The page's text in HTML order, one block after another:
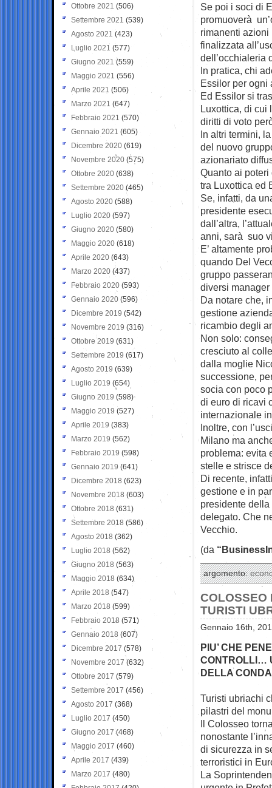
Se poi i soci di
promuoverà
rimanenti
finalizzata
dell’occhialeria
In pratica, chi
Essilor per ogni
Ed Essilor si
Luxottica, di cui
diritti di voto
In altri termini,
del nuovo
azionariato
Quanto ai
tra Luxottica ed
Se, infatti, da
presidente
dall’altra,
anni, sarà suo
E’ altamente
quando Del
gruppo
diversi manager
Da notare che,
gestione
ricambio degli
Non solo:
cresciuto al
dalla moglie
successione,
socia con poco
di euro di ricavi
internazionale
Inoltre, con
Milano ma
problema: evita
stelle e strisce
Di recente,
gestione e in
presidente
delegato. Che
Vecchio.
(da
argomento:
COLOSSEO
TURISTI
Gennaio 16th,
PIU’ CHE
CONTROLLI…
DELLA
Turisti ubriachi
pilastri del
Il Colosseo
nonostante
di sicurezza in
terroristici in
La
Ottobre 2021 (506)
Settembre 2021 (539)
Agosto 2021 (423)
Luglio 2021 (577)
Giugno 2021(559)
Maggio 2021 (556)
Aprile 2021 (506)
Marzo 2021 (647)
Febbraio 2021 (570)
Gennaio 2021 (605)
Dicembre 2020 (619)
Novembre 2020 (575)
Ottobre 2020 (638)
Settembre 2020(465)
Agosto 2020 (588)
Luglio 2020 (597)
Giugno 2020 (580)
Maggio 2020 (618)
Aprile 2020 (643)
Marzo 2020 (437)
Febbraio 2020 (593)
Gennaio 2020 (596)
Dicembre 2019 (542)
Novembre 2019 (316)
Ottobre 2019 (631)
Settembre 2019 (617)
Agosto 2019 (639)
Luglio 2019 (654)
Giugno 2019 (598)
Maggio 2019 (527)
Aprile 2019 (383)
Marzo 2019 (562)
Febbraio 2019 (598)
Gennaio 2019 (641)
Dicembre 2018 (623)
Novembre 2018 (603)
Ottobre 2018 (631)
Settembre 2018 (586)
Agosto 2018 (362)
Luglio 2018 (562)
Giugno 2018 (563)
Maggio 2018 (634)
Aprile 2018 (547)
Marzo 2018 (599)
Febbraio 2018 (571)
Gennaio 2018 (607)
Dicembre 2017 (578)
Novembre 2017 (632)
Ottobre 2017 (579)
Settembre 2017 (456)
Agosto 2017 (368)
Luglio 2017 (450)
Giugno 2017 (468)
Maggio 2017 (460)
Aprile 2017 (439)
Marzo 2017 (480)